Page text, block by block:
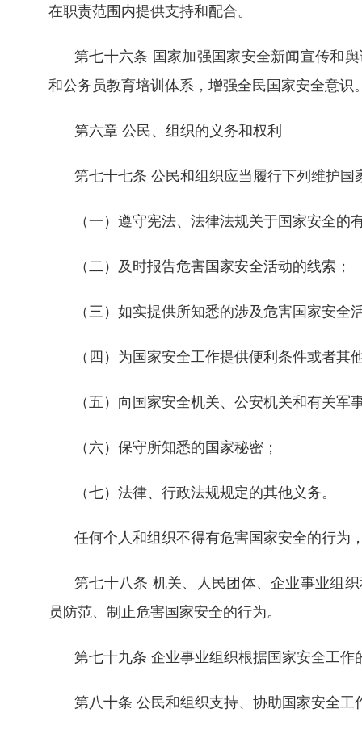
在职责范围内提供支持和配合。
第七十六条 国家加强国家安全新闻宣传和
和公务员教育培训体系，增强全民国家安全意识
第六章 公民、组织的义务和权利
第七十七条 公民和组织应当履行下列维护国
（一）遵守宪法、法律法规关于国家安全的
（二）及时报告危害国家安全活动的线索；
（三）如实提供所知悉的涉及危害国家安全
（四）为国家安全工作提供便利条件或者其
（五）向国家安全机关、公安机关和有关军
（六）保守所知悉的国家秘密；
（七）法律、行政法规规定的其他义务。
任何个人和组织不得有危害国家安全的行为
第七十八条 机关、人民团体、企业事业组
员防范、制止危害国家安全的行为。
第七十九条 企业事业组织根据国家安全工
第八十条 公民和组织支持、协助国家安全工